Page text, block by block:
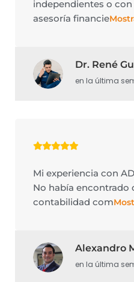
independientes o
asesoría financie
Dr. René
en la última
Mi experiencia con
No había encontrado
contabilidad com
Alexandro
en la última